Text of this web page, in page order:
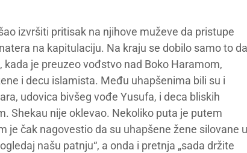
izvršiti pritisak na njihove muževe da pristupe
na kapitulaciju. Na kraju se dobilo samo to da
je preuzeo vođstvo nad Boko Haramom,
i decu islamista. Među uhapšenima bili su i
udovica bivšeg vođe Yusufa, i deca bliskih
Shekau nije oklevao. Nekoliko puta je putem
je čak nagovestio da su uhapšene žene silovane u
našu patnju“, a onda i pretnja „sada držite